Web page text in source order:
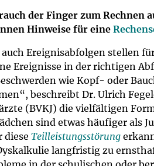
Jugendliche
Teenager: J1 bis J2
Impfreaktionen
Häufige Fragen
Recht auf Impfung
Vorsorge- und
Sofortmaßnahmen
Link-Tipps
Wachstum-Rechner
Hörlexikon
Material zu den
Entwicklungskalender
der Finger zum Rechnen
Hinweise für eine
Ereignisabfolgen stellen
Ereignisse in der richtigen
wie Kopf- oder
beschreibt Dr. Ulrich
(BVKJ) die vielfältigen
sind etwas häufiger als
diese Teilleistungsstörung
langfristig zu